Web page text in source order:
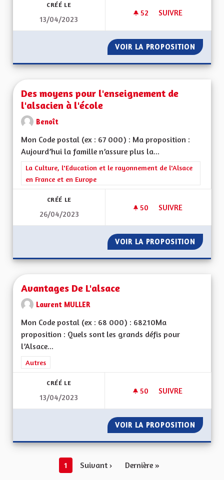
CRÉÉ LE
13/04/2023
52 52 ABONNÉS
SUIVRE
VOIR LA PROPOSITION LIGNE
Des moyens pour l'enseignement de
l'alsacien à l'école
Benoît
Mon Code postal (ex : 67 000) : Ma proposition :
Aujourd’hui la famille n’assure plus la...
Filtrer les résultats de la catégorie : La Culture, l'Education et
La Culture, l'Education et le rayonnement de l'Alsace
en France et en Europe
CRÉÉ LE
26/04/2023
50 50 ABONNÉS
SUIVRE
VOIR LA PROPOSITION DES
Avantages De L'alsace
Laurent MULLER
Mon Code postal (ex : 68 000) : 68210Ma
proposition : Quels sont les grands défis pour
l’Alsace...
Filtrer les résultats de la catégorie : Autres
Autres
CRÉÉ LE
13/04/2023
50 50 ABONNÉS
SUIVRE
VOIR LA PROPOSITION
1 Suivant › Dernière »